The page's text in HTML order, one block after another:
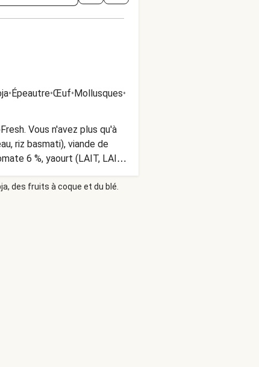
•Épeautre•Œuf•Mollusques•
Vous n'avez plus qu'à
riz basmati), viande de
6 %, yaourt (LAIT, LAIT
(colza, tournesol)),
sucre de canne,
: À
Ne pas réchauffer une fois
des fruits à coque et du blé.